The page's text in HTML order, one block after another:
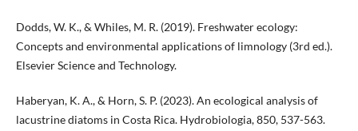
Dodds, W. K., & Whiles, M. R. (2019). Freshwater ecology:
Concepts and environmental applications of limnology (3rd ed.).
Elsevier Science and Technology.
Haberyan, K. A., & Horn, S. P. (2023). An ecological analysis of
lacustrine diatoms in Costa Rica. Hydrobiologia, 850, 537-563.